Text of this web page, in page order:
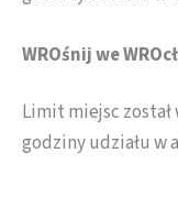
WROśnij we
Limit miejsc
godziny udziału w